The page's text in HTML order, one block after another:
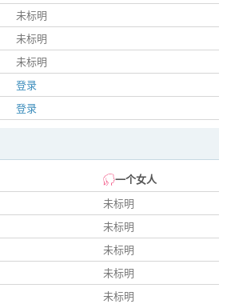
未标明
未标明
未标明
登录
登录
一个女人
未标明
未标明
未标明
未标明
未标明